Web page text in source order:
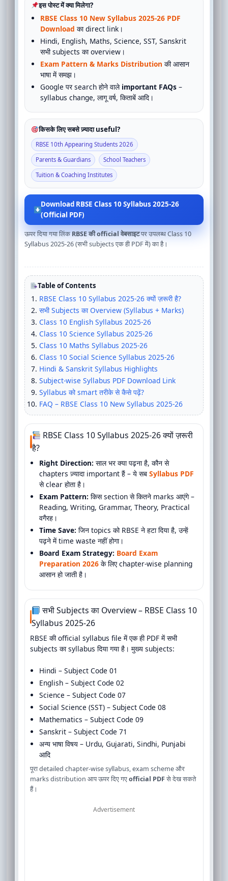
इस पोस्ट में क्या मिलेगा?
RBSE Class 10 New Syllabus 2025-26 PDF
Download का direct link।
Hindi, English, Maths, Science, SST, Sanskrit
सभी subjects का overview।
Exam Pattern & Marks Distribution की आसान
भाषा में समझ।
Google पर search होने वाले important FAQs–
syllabus change, लागू वर्ष, किताबें आदि।
किसके लिए सबसे ज़्यादा useful?
RBSE 10th Appearing Students 2026
Parents & Guardians
School Teachers
Tuition & Coaching Institutes
Download RBSE Class 10 Syllabus 2025-26
(Official PDF)
ऊपर दिया गया लिंक RBSE की official वेबसाइटपर उपलब्ध Class 10
Syllabus 2025-26 (सभी subjects एक ही PDF में) का है।
Table of Contents
RBSE Class 10 Syllabus 2025-26 क्यों ज़रूरी है?
सभी Subjects का Overview (Syllabus + Marks)
Class 10 English Syllabus 2025-26
Class 10 Science Syllabus 2025-26
Class 10 Maths Syllabus 2025-26
Class 10 Social Science Syllabus 2025-26
Hindi & Sanskrit Syllabus Highlights
Subject-wise Syllabus PDF Download Link
Syllabus को smart तरीके से कैसे पढ़ें?
FAQ – RBSE Class 10 New Syllabus 2025-26
RBSE Class 10 Syllabus 2025-26 क्यों ज़रूरी
है?
Right Direction: साल भर क्या पढ़ना है, कौन से
chapters ज़्यादा important हैं – ये सब Syllabus PDF
से clear होता है।
Exam Pattern: किस section से कितने marks आएंगे –
Reading, Writing, Grammar, Theory, Practical
वगैरह।
Time Save: जिन topics को RBSE ने हटा दिया है, उन्हें
पढ़ने में time waste नहीं होगा।
Board Exam Strategy: Board Exam
Preparation 2026के लिए chapter-wise planning
आसान हो जाती है।
सभी Subjects का Overview – RBSE Class 10
Syllabus 2025-26
RBSE की official syllabus file में एक ही PDF में सभी
subjects का syllabus दिया गया है। मुख्य subjects:
Hindi – Subject Code 01
English – Subject Code 02
Science – Subject Code 07
Social Science (SST) – Subject Code 08
Mathematics – Subject Code 09
Sanskrit – Subject Code 71
अन्य भाषा विषय – Urdu, Gujarati, Sindhi, Punjabi
आदि
पूरा detailed chapter-wise syllabus, exam scheme और
marks distribution आप ऊपर दिए गएofficial PDFसे देख सकते
हैं।
Advertisement